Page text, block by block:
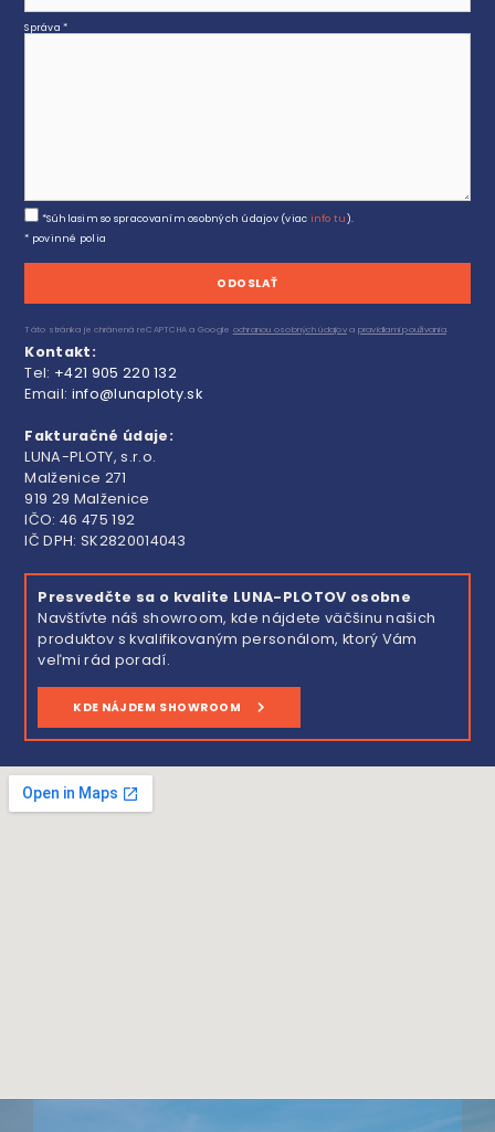
Správa *
*Súhlasim so spracovaním osobných údajov (viac info tu).
* povinné polia
Táto stránka je chránená reCAPTCHA a Google ochranou osobných údajova pravidlami používania.
Kontakt:
Tel: +421 905 220 132
Email: info@lunaploty.sk
Fakturačné údaje:
LUNA-PLOTY, s.r.o.
Malženice 271
919 29 Malženice
IČO: 46 475 192
IČ DPH: SK2820014043
Presvedčte sa o kvalite LUNA-PLOTOV osobne
Navštívte náš showroom, kde nájdete väčšinu našich
produktov s kvalifikovaným personálom, ktorý Vám
veľmi rád poradí.
KDE NÁJDEM SHOWROOM